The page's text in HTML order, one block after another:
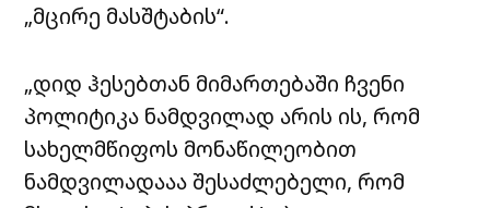
„მცირე მასშტაბის“.
„დიდ ჰესებთან მიმართებაში ჩვენი
პოლიტიკა ნამდვილად არის ის, რომ
სახელმწიფოს მონაწილეობით
ნამდვილადააა შესაძლებელი, რომ